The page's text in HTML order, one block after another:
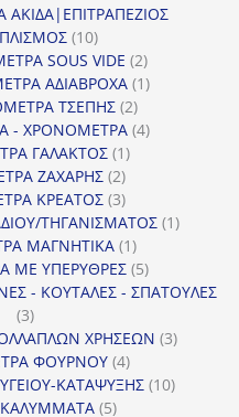
προϊόν
1010
προϊόντα
SOUS VIDE 22
προϊόντα
ΑΔΙΑΒΡΟΧΑ 11
ΤΣΕΠΗΣ 22
προϊόντα
- ΧΡΟΝΟΜΕΤΡΑ 44
ΓΑΛΑΚΤΟΣ 11
προϊόν
ΖΑΧΑΡΗΣ 22
προϊόντα
ΚΡΕΑΤΟΣ 33
προϊόντα
ΤΗΓΑΝΙΣΜΑΤΟΣ 11
ΜΑΓΝΗΤΙΚΑ 11
προϊόν
ΜΕ ΥΠΕΡΥΘΡΕΣ 55
προϊόντα
- ΚΟΥΤΑΛΕΣ - ΣΠΑΤΟΥΛΕΣ
33
προϊόνταΧΡΗΣΕΩΝ 33
ΦΟΥΡΝΟΥ 44
προϊόντα
ΚΑΤΑΨΥΞΗΣ 1010
55